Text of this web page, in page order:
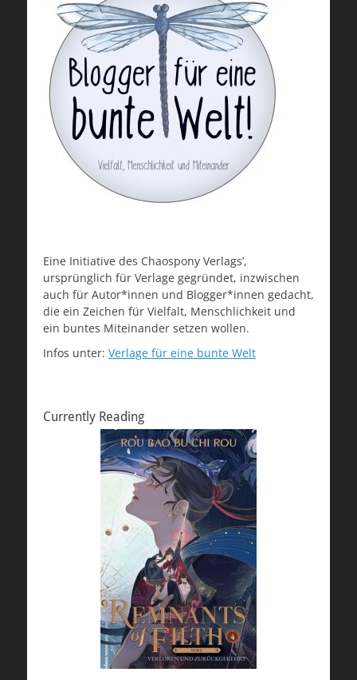
Eine Initiative des Chaospony Verlags’,
ursprünglich für Verlage gegründet, inzwischen
auch für Autor*innen und Blogger*innen gedacht,
die ein Zeichen für Vielfalt, Menschlichkeit und
ein buntes Miteinander setzen wollen.
Infos unter: Verlage für eine bunte Welt
Currently Reading